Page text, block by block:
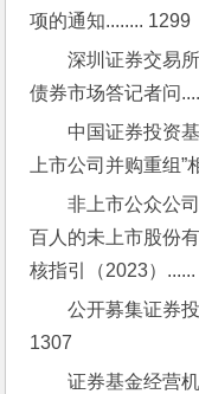
项的通知........ 1299
深圳证券交易
债券市场答记者问
中国证券投资
上市公司并购重组
非上市公众公
百人的未上市股份
核指引（2023）
公开募集证券
1307
证券基金经营